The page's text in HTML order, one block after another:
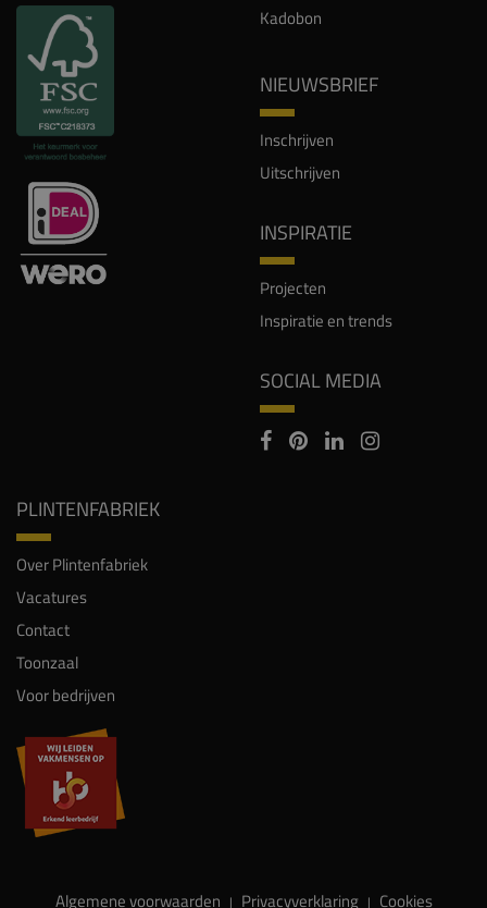
Kadobon
NIEUWSBRIEF
Inschrijven
Uitschrijven
INSPIRATIE
Projecten
Inspiratie en trends
SOCIAL MEDIA
PLINTENFABRIEK
Over Plintenfabriek
Vacatures
Contact
Toonzaal
Voor bedrijven
Algemene voorwaarden | Privacyverklaring | Cookies